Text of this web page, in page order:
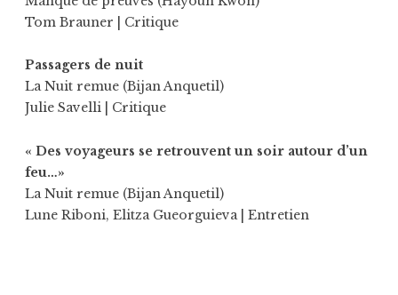
Tom Brauner | Critique
Passagers de nuit
La Nuit remue (Bijan Anquetil)
Julie Savelli | Critique
« Des voyageurs se retrouvent un soir autour d’un
feu…»
La Nuit remue (Bijan Anquetil)
Lune Riboni, Elitza Gueorguieva| Entretien